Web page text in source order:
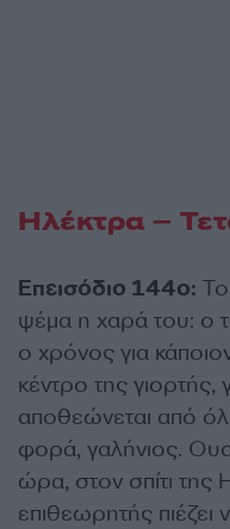
Ηλέκτρα –
Eπεισόδιο 144ο:
ψέμα η χαρά του: ο
ο χρόνος για
κέντρο της γιορτής,
αποθεώνεται από
φορά, γαλήνιος.
ώρα, στον σπίτι
επιθεωρητής πιέζει